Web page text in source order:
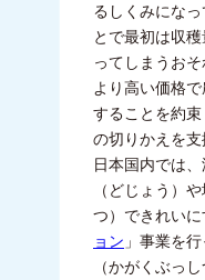
るしくみにな
とで最初は収穫
ってしまうお
より高い価格
することを約束
の切りかえを支
日本国内では
（どじょう） や
つ） できれい
ョン 」事業を
（かがくぶっ